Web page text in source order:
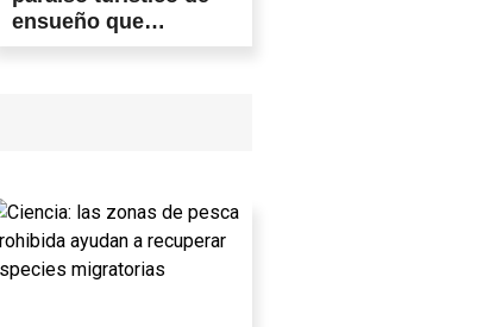
ensueño que
cumplió medio siglo